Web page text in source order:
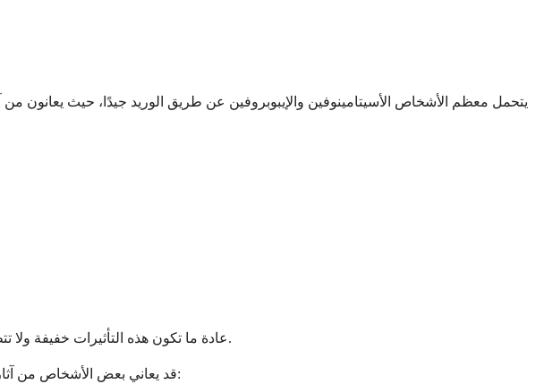
يتحمل معظم الأشخاص الأسيتامينوفين والإيبوبروفين عن طريق الوريد جيدًا، حيث يعانون من
عادة ما تكون هذه التأثيرات خفيفة ولا تتطلب إيقاف الدواء، على الرغم من أن فريق الرعاية الصحية الخاص بك سيراقبك عن كثب ويعدل علاجك إذا لزم الأمر.
قد يعاني بعض الأشخاص من آثار جانبية أكثر خطورة تتطلب عناية طبية فورية. في حين أن هذه الأمور أقل شيوعًا، فمن المهم أن تكون على دراية بها: